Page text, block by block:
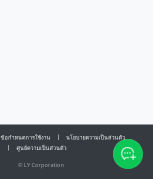
ข้อกำหนดการใช้งาน
นโยบายความเป็นส่วนตัว
ศูนย์ความเป็นส่วนตัว
© LY Corporation